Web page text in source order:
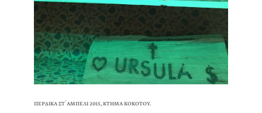
ΠΕΡΔΙΚΑ ΣΤ´ΑΜΠΕΛΙ 2015, ΚΤΗΜΑ ΚΟΚΟΤΟΥ.